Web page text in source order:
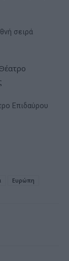
σειρά
Επιδαύρου
Ευρώπη